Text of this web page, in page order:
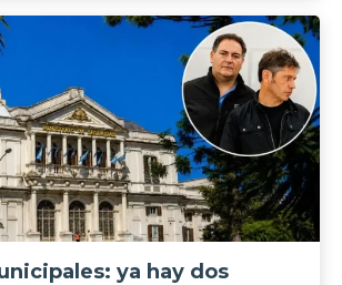
ya hay dos